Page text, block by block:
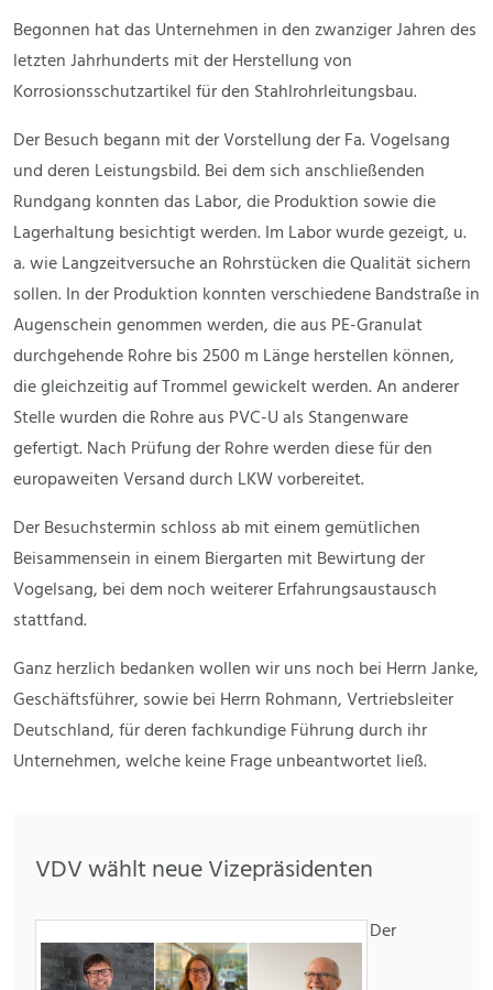
Begonnen hat das Unternehmen in den zwanziger Jahren des
letzten Jahrhunderts mit der Herstellung von
Korrosionsschutzartikel für den Stahlrohrleitungsbau.
Der Besuch begann mit der Vorstellung der Fa. Vogelsang
und deren Leistungsbild. Bei dem sich anschließenden
Rundgang konnten das Labor, die Produktion sowie die
Lagerhaltung besichtigt werden. Im Labor wurde gezeigt, u.
a. wie Langzeitversuche an Rohrstücken die Qualität sichern
sollen. In der Produktion konnten verschiedene Bandstraße in
Augenschein genommen werden, die aus PE-Granulat
durchgehende Rohre bis 2500 m Länge herstellen können,
die gleichzeitig auf Trommel gewickelt werden. An anderer
Stelle wurden die Rohre aus PVC-U als Stangenware
gefertigt. Nach Prüfung der Rohre werden diese für den
europaweiten Versand durch LKW vorbereitet.
Der Besuchstermin schloss ab mit einem gemütlichen
Beisammensein in einem Biergarten mit Bewirtung der
Vogelsang, bei dem noch weiterer Erfahrungsaustausch
stattfand.
Ganz herzlich bedanken wollen wir uns noch bei Herrn Janke,
Geschäftsführer, sowie bei Herrn Rohmann, Vertriebsleiter
Deutschland, für deren fachkundige Führung durch ihr
Unternehmen, welche keine Frage unbeantwortet ließ.
VDV wählt neue Vizepräsidenten
Der